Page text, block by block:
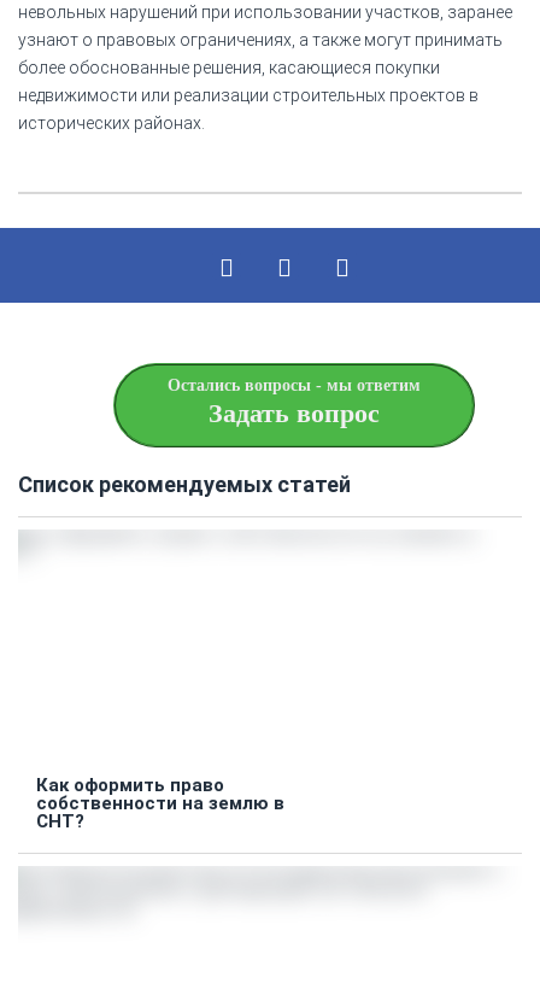
невольных нарушений при использовании участков, заранее
узнают о правовых ограничениях, а также могут принимать
более обоснованные решения, касающиеся покупки
недвижимости или реализации строительных проектов в
исторических районах.
Остались вопросы - мы ответим
Задать вопрос
Список рекомендуемых статей
Как оформить право
собственности на землю в
СНТ?